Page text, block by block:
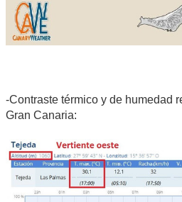
-Contraste térmico y de humedad
Gran Canaria: